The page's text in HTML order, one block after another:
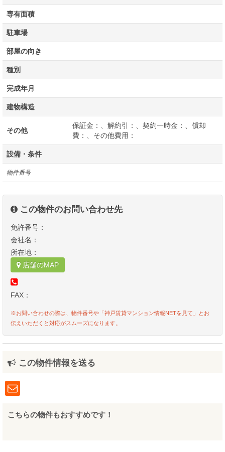
物件番号
専有面積
駐車場
部屋の向き
種別
完成年月
建物構造
その他
保証金：、解約引：、契約一時金：、償却
費：、その他費用：
設備・条件
この物件のお問い合わせ先
免許番号：
会社名：
所在地：
店舗のMAP
FAX：
※お問い合わせの際は、物件番号や「神戸賃貸マンション情報NETを見て」とお
伝えいただくと対応がスムーズになります。
この物件情報を送る
こちらの物件もおすすめです！